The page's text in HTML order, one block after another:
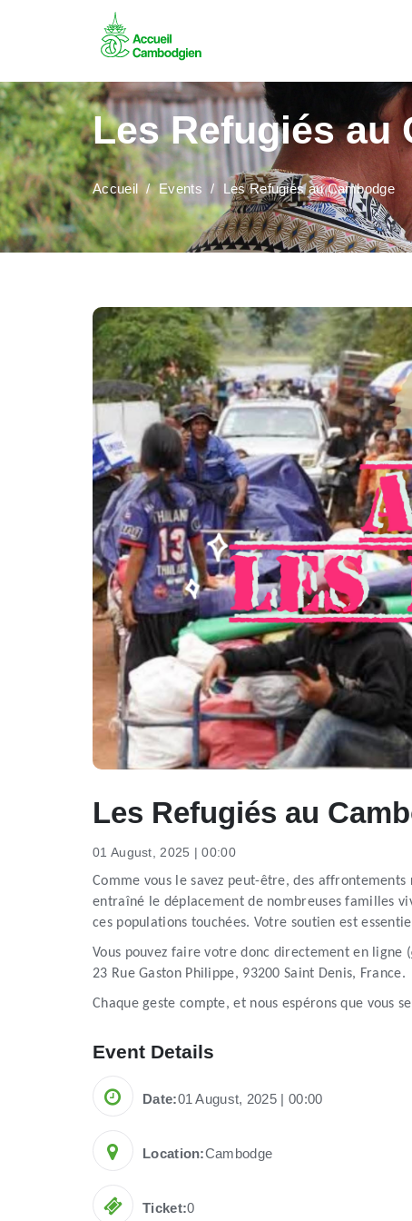
Les Refugiés au
Accueil Events Les Refugiés au Cambodge
Les Refugiés au
01 August, 2025 | 00:00
Comme vous le savez peut-être, des
entraîné le déplacement de nombreuses familles
ces populations touchées. Votre soutien est
Vous pouvez faire votre donc directement en ligne (
23 Rue Gaston Philippe, 93200 Saint Denis, France.
Chaque geste compte, et nous espérons que vous
Event Details
Date:01 August, 2025 | 00:00
Location:Cambodge
Ticket:0